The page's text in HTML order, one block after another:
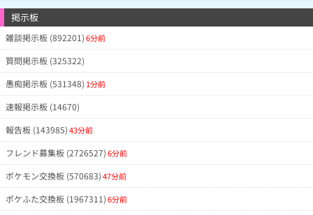
掲示板
雑談掲示板 (892201)6分前
質問掲示板 (325322)
愚痴掲示板 (531348) 1分前
速報掲示板 (14670)
報告板 (143985)43分前
フレンド募集板 (2726527)6分前
ポケモン交換板 (570683)47分前
ポケふた交換板 (1967311)6分前